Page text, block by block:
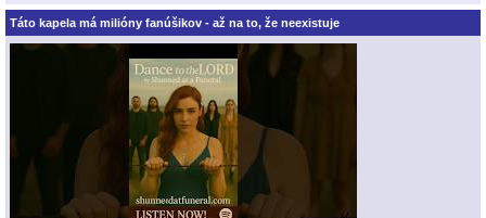
Táto kapela má milióny fanúšikov - až na to, že neexistuje